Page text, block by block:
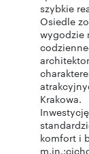
szybkie
Osiedle
wygodzie
Krakowa.
komfort i